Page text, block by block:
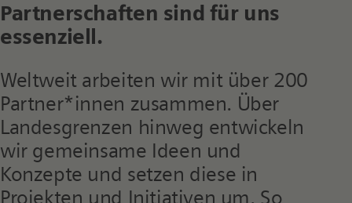
Partnerschaften sind für uns
essenziell.
Weltweit arbeiten wir mit über 200
Partner*innen zusammen. Über
Landesgrenzen hinweg entwickeln
wir gemeinsame Ideen und
Konzepte und setzen diese in
Projekten und Initiativen um. So